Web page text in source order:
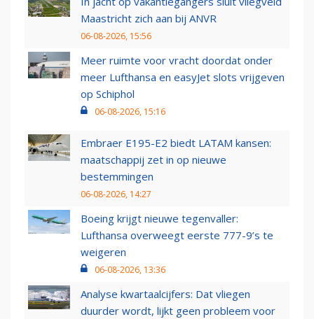
Maastricht zich aan bij ANVR
06-08-2026, 15:56
Meer ruimte voor vracht doordat onder
meer Lufthansa en easyJet slots vrijgeven
op Schiphol
06-08-2026, 15:16
Embraer E195-E2 biedt LATAM kansen:
maatschappij zet in op nieuwe
bestemmingen
06-08-2026, 14:27
Boeing krijgt nieuwe tegenvaller:
Lufthansa overweegt eerste 777-9’s te
weigeren
06-08-2026, 13:36
Analyse kwartaalcijfers: Dat vliegen
duurder wordt, lijkt geen probleem voor